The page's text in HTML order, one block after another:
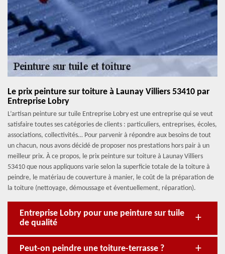
Le prix peinture sur toiture à Launay Villiers 53410 par
Entreprise Lobry
L’artisan peinture sur tuile Entreprise Lobry est une entreprise qui se veut
satisfaire toutes ses catégories de clients : particuliers, entreprises, écoles,
associations, collectivités… Pour parvenir à répondre aux besoins de tout
un chacun, nous avons décidé de proposer nos prestations hors pair à un
meilleur prix. À ce propos, le prix peinture sur toiture à Launay Villiers
53410 que nous appliquons varie selon la superficie totale de la toiture à
peindre, le matériau de couverture à manier, le coût de la préparation de
la toiture (nettoyage, démoussage et éventuellement, réparation).
Entreprise Lobry pour une peinture sur tuile
de qualité
Peut-on peindre une toiture-terrasse ?